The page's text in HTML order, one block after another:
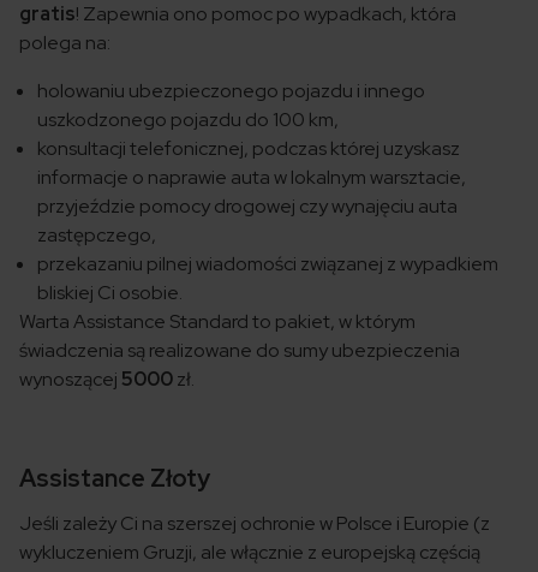
gratis! Zapewnia ono pomoc po wypadkach, która
polega na:
holowaniu ubezpieczonego pojazdu i innego
uszkodzonego pojazdu do 100 km,
konsultacji telefonicznej, podczas której uzyskasz
informacje o naprawie auta w lokalnym warsztacie,
przyjeździe pomocy drogowej czy wynajęciu auta
zastępczego,
przekazaniu pilnej wiadomości związanej z wypadkiem
bliskiej Ci osobie.
Warta Assistance Standard to pakiet, w którym
świadczenia są realizowane do sumy ubezpieczenia
wynoszącej 5000zł.
Assistance Złoty
Jeśli zależy Ci na szerszej ochronie w Polsce i Europie (z
wykluczeniem Gruzji, ale włącznie z europejską częścią